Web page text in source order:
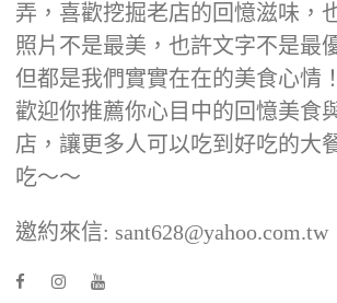
弄，喜歡挖掘老店的回憶滋味，
照片不是最美，也許文字不是最
但都是我們實實在在的美食心情
歡迎你推薦你心目中的回憶美食
店，讓更多人可以吃到好吃的大
吃～～
邀約來信: sant628@yahoo.com.tw